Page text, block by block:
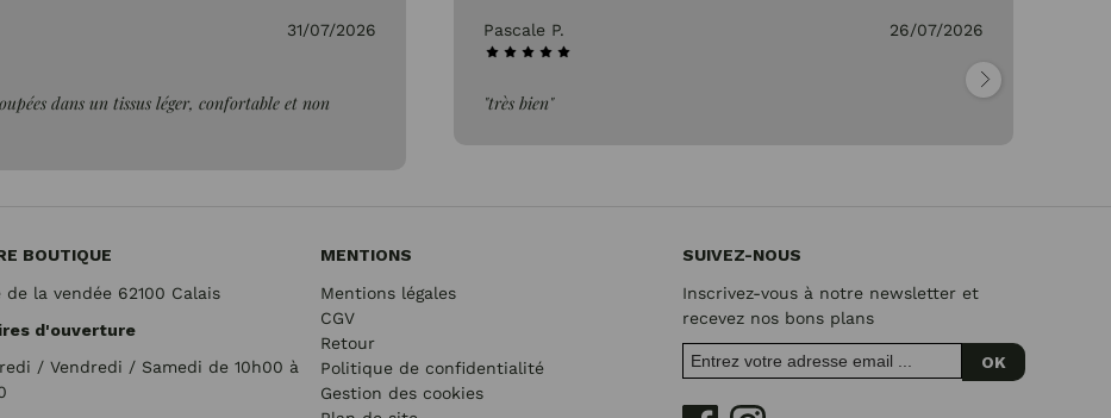
31/07/2026
dans un tissus léger, confortable et non
Pascale P. 26/07/2026
"très bien"
BOUTIQUE
de la vendée 62100 Calais
d'ouverture
/ Vendredi / Samedi de 10h00 à
MENTIONS
Mentions légales
CGV
Retour
Politique de confidentialité
Gestion des cookies
SUIVEZ-NOUS
Inscrivez-vous à notre newsletter et
recevez nos bons plans
OK